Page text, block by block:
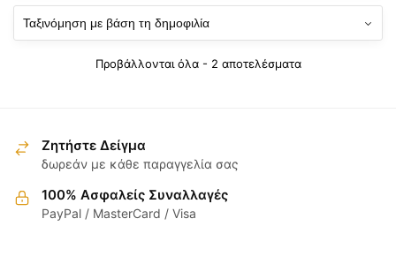
Οι
επιλογές
μπορούν
σελίδα
του
προϊόντος
παραλλαγές.
Προβάλλονται όλα - 2 αποτελέσματαSorted
Ζητήστε Δείγμα
δωρεάν με κάθε παραγγελία σας
100% Ασφαλείς Συναλλαγές
PayPal / MasterCard / Visa